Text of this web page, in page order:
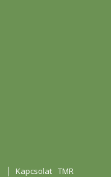
| Kapcsolat TMR